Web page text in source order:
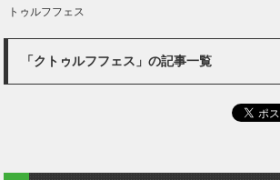
トゥルフフェス
「クトゥルフフェス」の記事一覧